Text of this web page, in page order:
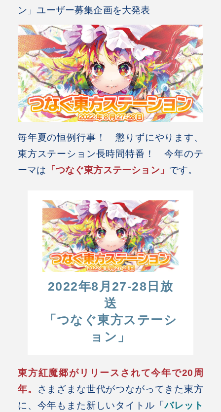
ン」ユーザー募集企画を大発表
毎年夏の恒例行事！ 懲りずにやります、
東方ステーション長時間特番！ 今年のテ
ーマは 「つなぐ東方ステーション」 です。
2022年8月27-28日放
送
「つなぐ東方ステーシ
ョン」
東方紅魔郷がリリースされて今年で20周
年。
さまざまな世代がつながってきた東方
に、今年もまた新しいタイトル「バレット